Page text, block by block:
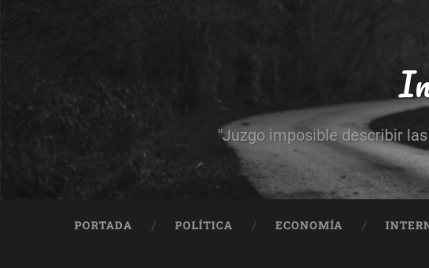
"Juzgo imposible describir
PORTADA POLÍTICA ECONOMÍA